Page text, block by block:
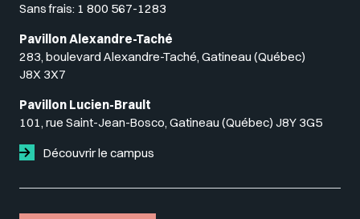
Sans frais: 1 800 567-1283
Pavillon Alexandre-Taché
283, boulevard Alexandre-Taché, Gatineau (Québec)
J8X 3X7
Pavillon Lucien-Brault
101, rue Saint-Jean-Bosco, Gatineau (Québec) J8Y 3G5
Découvrir le campus